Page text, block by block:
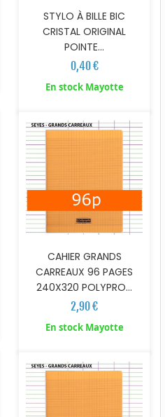
STYLO À BILLE BIC
CRISTAL ORIGINAL
POINTE...
0,40 €
En stock Mayotte
CAHIER GRANDS
CARREAUX 96 PAGES
240X320 POLYPRO...
2,90 €
En stock Mayotte